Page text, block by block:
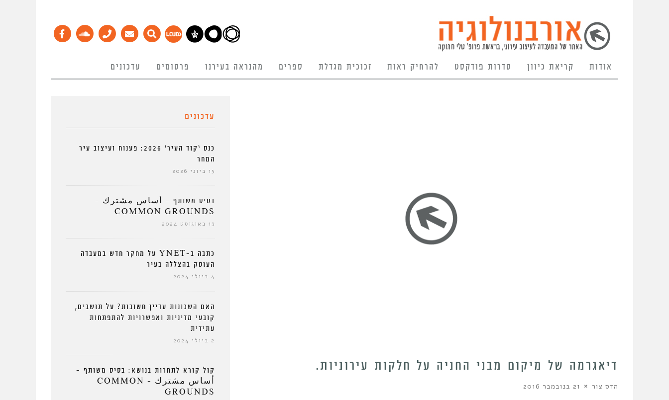
אודות קריאת כיוון סדרות פודקסט להרחיק ראות זכוכית מגדלת ספרים מהנראה בעירנו פרסומים עדכונים
דיאגרמה של מיקום מבני החניה על חלקות עירוניות.
הדס צור 21 בנובמבר 2016
עדכונים
כנס ‘קוד העיר’ 2026: פענוח ועיצוב עיר
המחר
15 ביוני 2026
בסיס משותף – أساس مشترك –
COMMON GROUNDS
13 באוגוסט 2024
כתבה ב-YNET על מחקר חדש במעבדה
העוסק בהצללה בעיר
4 ביולי 2024
האם השכונות עדיין חשובות? על תושבים,
קובעי מדיניות ואפשרויות להתפתחות
עתידית
2 ביולי 2024
קול קורא לתחרות בנושא: בסיס משותף –
أساس مشترك – COMMON
GROUNDS